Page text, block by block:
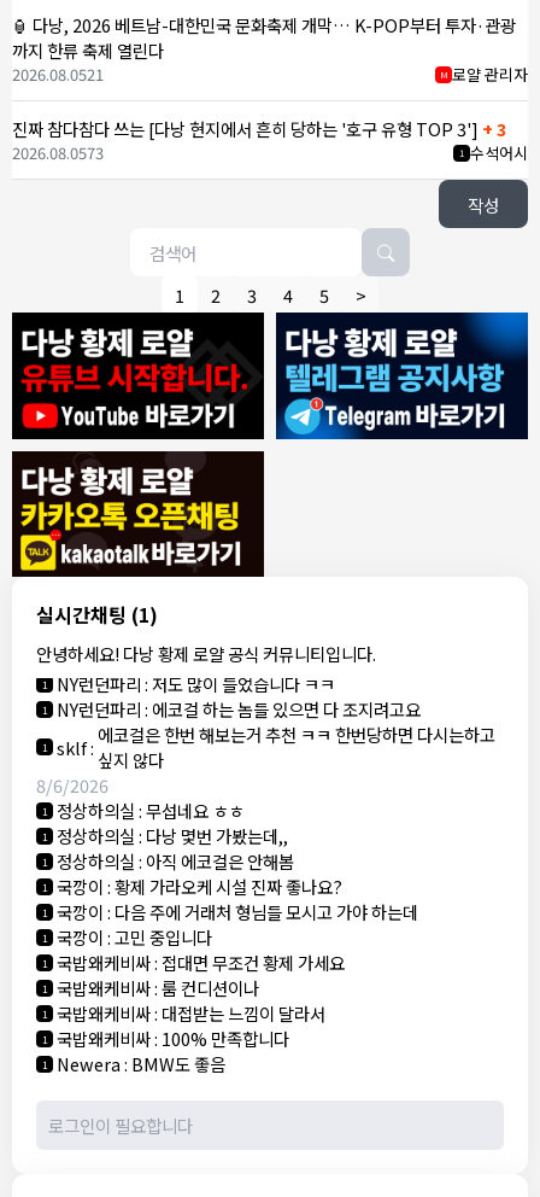
실시간채팅 (1)
안녕하세요! 다낭 황제 로얄 공식 커뮤니티입니다.
8/4/2026
1 모기한테물림:여기도 문의해보면 바로 알려줌
1 모기한테물림:정찰가보다 쌀수 없음
1 결혼안해:ㄹㅇ 팩트 ㅋㅋㅋㅋ
결혼안해:ㄹㅇ 팩트 ㅋㅋㅋㅋ
8/5/2026
NY런던파리 :다낭 에코걸 여기서 예약 가능한가요?
1 3군:에코걸 좀 조심 하는게 좋음
1 NY런던파리:저도 많이 들었습니다 ㅋㅋ
1 NY런던파리: 에코걸 하는 놈들 있으면 다 조지려고요
1 sklf: 에코걸은 한번 해보는거 추천 ㅋㅋ 한번당하면 다시는하고
싶지 않다
8/6/2026
1 정상하의실:무섭네요 ㅎㅎ
1 정상하의실: 다낭 몇번 가봤는데,,
1 정상하의실: 아직 에코걸은 안해봄
1 국깡이:황제 가라오케 시설 진짜 좋나요?
1 국깡이: 다음 주에 거래처 형님들 모시고 가야 하는데
1 국깡이:고민 중입니다
1 국밥왜케비싸: 접대면 무조건 황제 가세요
1 국밥왜케비싸:룸 컨디션이나
1 국밥왜케비싸: 대접받는 느낌이 달라서
1 국밥왜케비싸: 100% 만족합니다
1 Newera: BMW도 좋음
🏮 다낭, 2026 베트남-대한민국 문화축제 개막… K-POP부터 투자·관광
까지 한류 축제 열린다
M 로얄 관리자
2026.08.0521
진짜 참다참다 쓰는 [다낭 현지에서 흔히 당하는 '호구 유형 TOP 3'] + 3
1 수석어시
2026.08.0573
작성
1 2 3 4 5 >